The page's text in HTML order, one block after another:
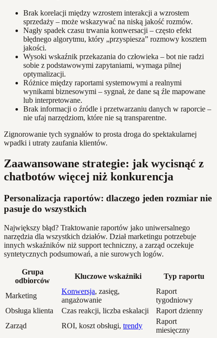
Brak korelacji między wzrostem interakcji a wzrostem
sprzedaży – może wskazywać na niską jakość rozmów.
Nagły spadek czasu trwania konwersacji – często efekt
błędnego algorytmu, który „przyspiesza” rozmowy kosztem
jakości.
Wysoki wskaźnik przekazania do człowieka – bot nie radzi
sobie z podstawowymi zapytaniami, wymaga pilnej
optymalizacji.
Różnice między raportami systemowymi a realnymi
wynikami biznesowymi – sygnał, że dane są źle mapowane
lub interpretowane.
Brak informacji o źródle i przetwarzaniu danych w raporcie –
nie ufaj narzędziom, które nie są transparentne.
Zignorowanie tych sygnałów to prosta droga do spektakularnej
wpadki i utraty zaufania klientów.
Zaawansowane strategie: jak wycisnąć z
chatbotów więcej niż konkurencja
Personalizacja raportów: dlaczego jeden rozmiar nie
pasuje do wszystkich
Największy błąd? Traktowanie raportów jako uniwersalnego
narzędzia dla wszystkich działów. Dział marketingu potrzebuje
innych wskaźników niż support techniczny, a zarząd oczekuje
syntetycznych podsumowań, a nie surowych logów.
Grupa
odbiorców
Kluczowe wskaźniki Typ raportu
Marketing
Konwersja, zasięg,
angażowanie
Raport
tygodniowy
Obsługa klienta
Czas reakcji, liczba eskalacji
Raport dzienny
Zarząd
ROI, koszt obsługi, trendy
Raport
miesięczny